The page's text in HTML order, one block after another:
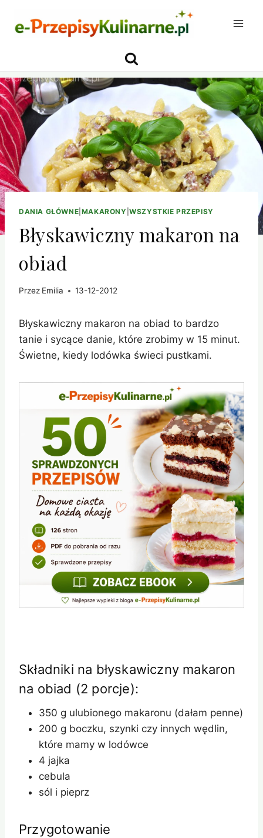
DANIA GŁÓWNE MAKARONY |WSZYSTKIE PRZEPISY
Błyskawiczny makaron na
obiad
Przez Emilia 13-12-2012
Błyskawiczny makaron na obiad to bardzo
tanie i sycące danie, które zrobimy w 15 minut.
Świetne, kiedy lodówka świeci pustkami.
Składniki na błyskawiczny makaron
na obiad (2 porcje):
350 g ulubionego makaronu (dałam penne)
200 g boczku, szynki czy innych wędlin,
które mamy w lodówce
4 jajka
cebula
sól i pieprz
Przygotowanie